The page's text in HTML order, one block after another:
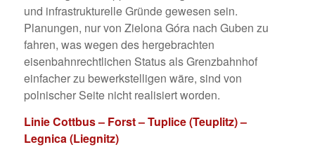
und infrastrukturelle Gründe gewesen sein.
Planungen, nur von Zielona Góra nach Guben zu
fahren, was wegen des hergebrachten
eisenbahnrechtlichen Status als Grenzbahnhof
einfacher zu bewerkstelligen wäre, sind von
polnischer Seite nicht realisiert worden.
Linie Cottbus – Forst – Tuplice (Teuplitz) –
Legnica (Liegnitz)